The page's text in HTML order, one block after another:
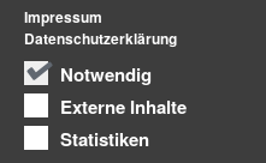
Notwendig
Externe Inhalte
Statistiken
Impressum
Datenschutzerklärung